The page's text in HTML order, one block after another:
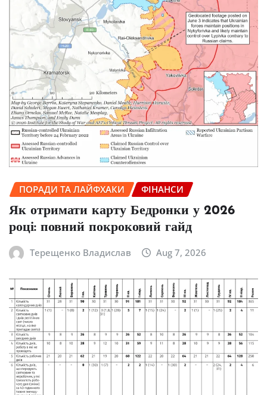
ПОРАДИ ТА ЛАЙФХАКИ ФІНАНСИ
Як отримати карту Бедронки у 2026
році: повний покроковий гайд
Терещенко Владислав Aug 7, 2026